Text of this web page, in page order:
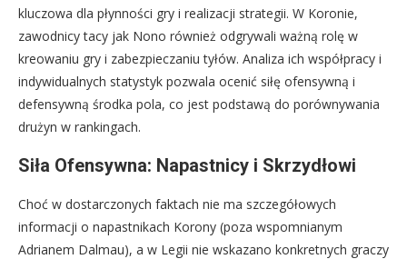
kluczowa dla płynności gry i realizacji strategii. W Koronie,
zawodnicy tacy jak Nono również odgrywali ważną rolę w
kreowaniu gry i zabezpieczaniu tyłów. Analiza ich współpracy i
indywidualnych statystyk pozwala ocenić siłę ofensywną i
defensywną środka pola, co jest podstawą do porównywania
drużyn w rankingach.
Siła Ofensywna: Napastnicy i Skrzydłowi
Choć w dostarczonych faktach nie ma szczegółowych
informacji o napastnikach Korony (poza wspomnianym
Adrianem Dalmau), a w Legii nie wskazano konkretnych graczy